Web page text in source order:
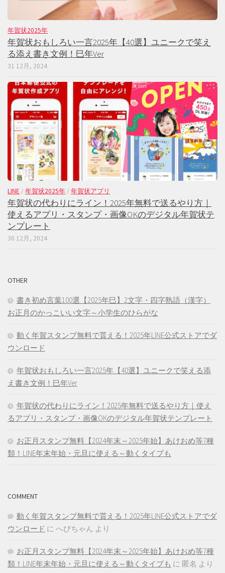
年賀状2025年
年賀状おもしろい一言2025年【40選】ユニークで笑え
る添え書き文例！巳年Ver
31 12月, 2024
LINE / 年賀状2025年 / 年賀状アプリ
年賀状の代わりにライン！2025年無料で送るやり方｜
使えるアプリ・スタンプ・画像OKのデジタル年賀状テ
ンプレート
30 12月, 2024
OTHER
書き初め言葉100選【2025年巳】2文字・四字熟語（漢字）
お正月のかっこいい文字～小学生のひらがな
動く年賀スタンプ無料で貰える！2025年LINE公式ストアでダ
ウンロード
年賀状おもしろい一言2025年【40選】ユニークで笑える添
え書き文例！巳年Ver
年賀状の代わりにライン！2025年無料で送るやり方｜使え
るアプリ・スタンプ・画像OKのデジタル年賀状テンプレート
お正月スタンプ無料【2024年末～2025年始】あけおめ等7種
類！LINE年末年始・元旦に使える～動くタイプも
COMMENT
動く年賀スタンプ無料で貰える！2025年LINE公式ストアでダ
ウンロード に へびちゃん より
お正月スタンプ無料【2024年末～2025年始】あけおめ等7種
類！LINE年末年始・元旦に使える～動くタイプも に 匿名 より